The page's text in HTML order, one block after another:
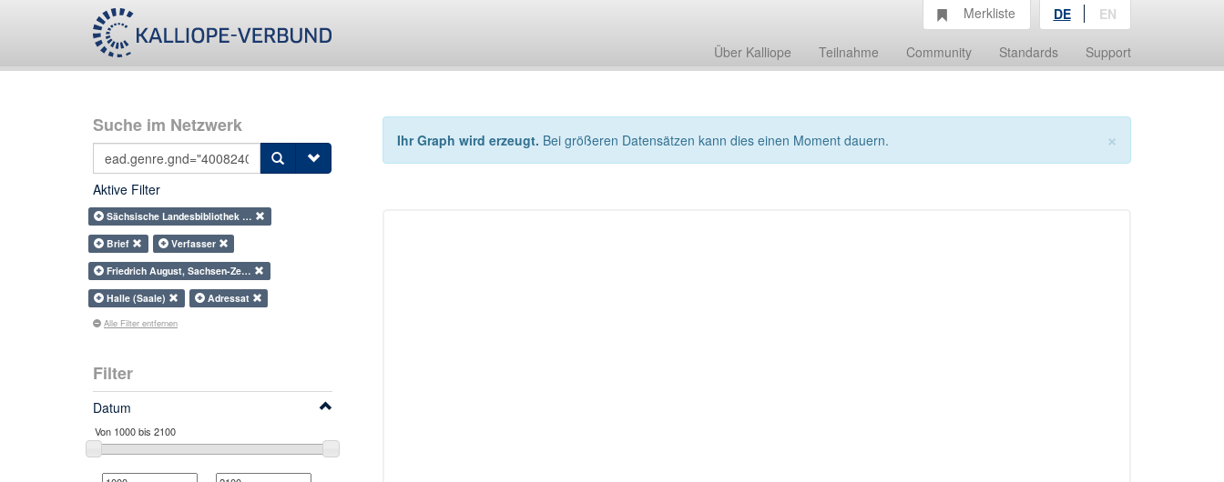
Über Kalliope Teilnahme Community Standards Support
Merkliste DE EN
Suche im Netzwerk
Aktive Filter
Sächsische Landesbibliothek …
Brief
Verfasser
Friedrich August, Sachsen-Ze…
Halle (Saale)
Adressat
Alle Filter entfernen
Filter
Datum
×
Ihr Graph wird erzeugt. Bei größeren Datensätzen kann dies einen Moment dauern.